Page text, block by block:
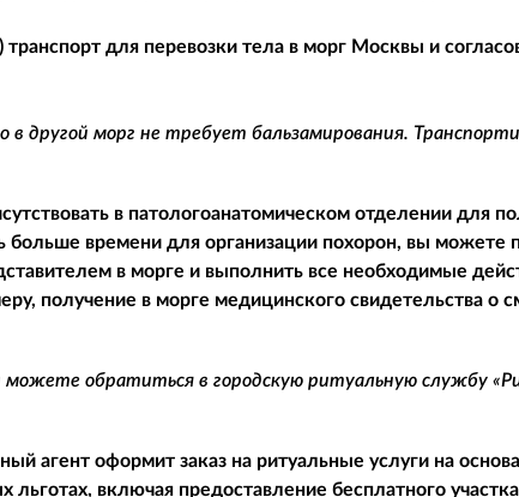
для перевозки тела в морг Москвы и
другой морг не требует бальзамирования.
в патологоанатомическом отделении для
больше времени для организации похорон, вы можете
в морге и выполнить все необходимые
получение в морге медицинского свидетельства о
обратиться в городскую ритуальную службу
агент оформит заказ на ритуальные услуги на
включая предоставление бесплатного